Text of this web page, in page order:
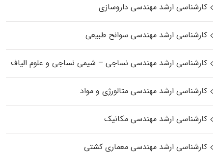
کارشناسی ارشد مهندسی داروسازی
کارشناسی ارشد مهندسی سوانح طبیعی
کارشناسی ارشد مهندسی نساجی – شیمی نساجی و علوم الیاف
کارشناسی ارشد مهندسی متالورژی و مواد
کارشناسی ارشد مهندسی مکانیک
کارشناسی ارشد مهندسی معماری کشتی